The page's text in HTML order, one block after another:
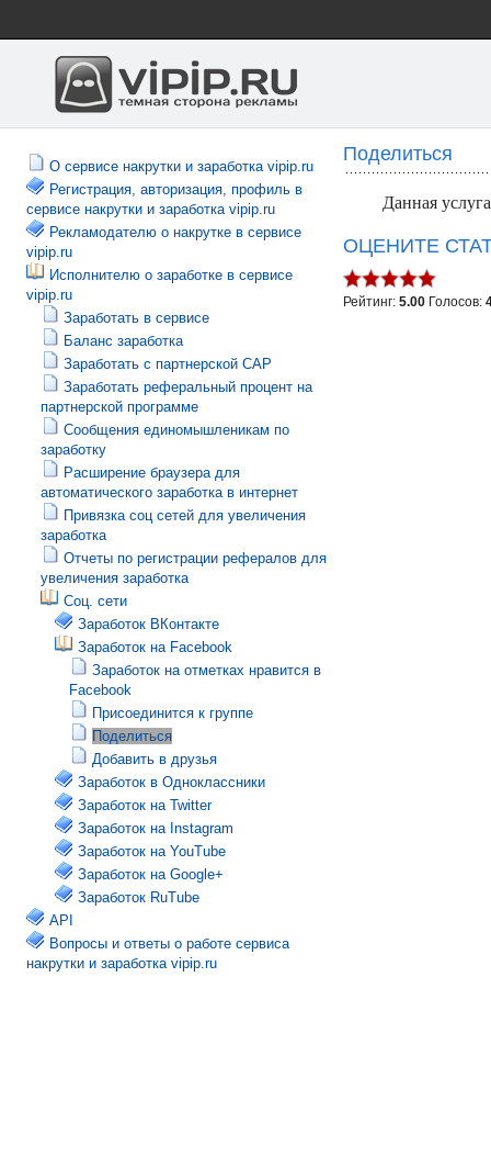
О сервисе накрутки и заработка vipip.ru
Регистрация, авторизация, профиль в
сервисе накрутки и заработка vipip.ru
Рекламодателю о накрутке в сервисе
vipip.ru
Исполнителю о заработке в сервисе
vipip.ru
Заработать в сервисе
Баланс заработка
Заработать с партнерской САР
Заработать реферальный процент на
партнерской программе
Сообщения единомышленикам по
заработку
Расширение браузера для
автоматического заработка в интернет
Привязка соц сетей для увеличения
заработка
Отчеты по регистрации рефералов для
увеличения заработка
Соц. сети
Заработок ВКонтакте
Заработок на Facebook
Заработок на отметках нравится в
Facebook
Присоединится к группе
Поделиться
Добавить в друзья
Заработок в Одноклассники
Заработок на Twitter
Заработок на Instagram
Заработок на YouTube
Заработок на Google+
Заработок RuTube
API
Вопросы и ответы о работе сервиса
накрутки и заработка vipip.ru
Поделиться
Данная
ОЦЕНИТЕ
Рейтинг: 5.00 Голосов: